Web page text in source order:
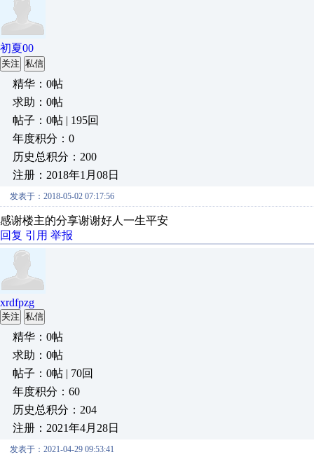
初夏00
关注 私信
精华：0帖
求助：0帖
帖子：0帖 | 195回
年度积分：0
历史总积分：200
注册：2018年1月08日
发表于：2018-05-02 07:17:56
感谢楼主的分享谢谢好人一生平安
回复 引用 举报
xrdfpzg
关注 私信
精华：0帖
求助：0帖
帖子：0帖 | 70回
年度积分：60
历史总积分：204
注册：2021年4月28日
发表于：2021-04-29 09:53:41